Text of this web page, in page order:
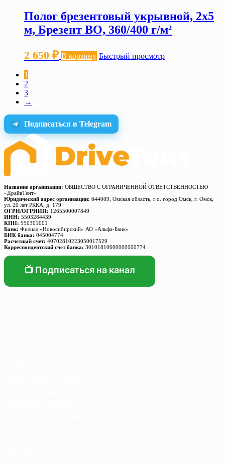
Полог брезентовый укрывной, 2х5
м, Брезент ВО, 360/400 г/м²
2 650 ₽ В корзину Быстрый просмотр
1
2
3
→
Подписаться в Telegram
Название организации: ОБЩЕСТВО С ОГРАНИЧЕННОЙ ОТВЕТСТВЕННОСТЬЮ
«ДрайвТент»
Юридический адрес организации: 644009, Омская область, г.о. город Омск, г. Омск,
ул. 20 лет РККА, д. 179
ОГРН/ОГРНИП: 1265500007849
ИНН: 5503284439
КПП: 550301001
Банк: Филиал «Новосибирский» АО «Альфа-Банк»
БИК банка: 045004774
Расчетный счет: 40702810223050017529
Корреспондентский счет банка: 30101810600000000774
📺 Подписаться на канал